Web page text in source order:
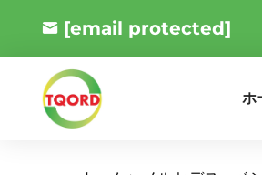
[email protected]
ホ